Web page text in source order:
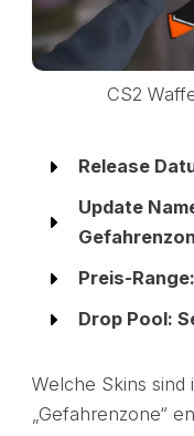
CS2
Release
Update
Preis-
Drop Pool:
Welche Skins sind
„Gefahrenzone“